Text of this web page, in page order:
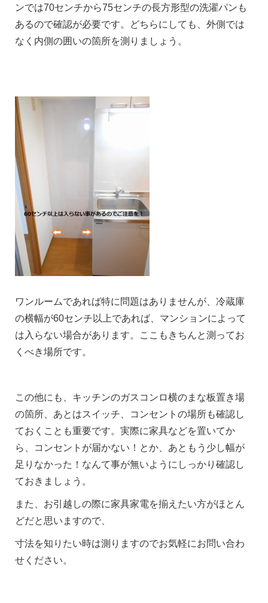
ンでは70センチから75センチの長方形型の洗濯パンも
あるので確認が必要です。どちらにしても、外側では
なく内側の囲いの箇所を測りましょう。
ワンルームであれば特に問題はありませんが、冷蔵庫
の横幅が60センチ以上であれば、マンションによって
は入らない場合があります。ここもきちんと測ってお
くべき場所です。
この他にも、キッチンのガスコンロ横のまな板置き場
の箇所、あとはスイッチ、コンセントの場所も確認し
ておくことも重要です。実際に家具などを置いてか
ら、コンセントが届かない！とか、あともう少し幅が
足りなかった！なんて事が無いようにしっかり確認し
ておきましょう。
また、お引越しの際に家具家電を揃えたい方がほとん
どだと思いますので、
寸法を知りたい時は測りますのでお気軽にお問い合わ
せください。